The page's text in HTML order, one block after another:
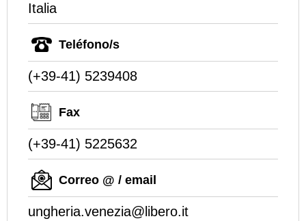
Italia
Teléfono/s
(+39-41) 5239408
Fax
(+39-41) 5225632
Correo @ / email
ungheria.venezia@libero.it